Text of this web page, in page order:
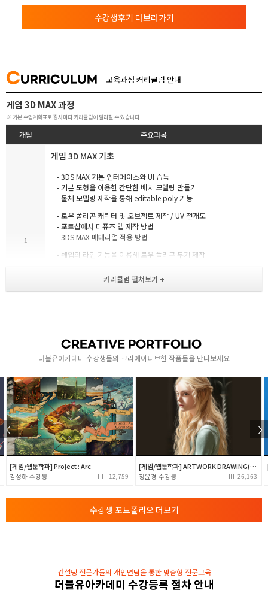
수강생후기 더보러가기
CURRICULUM 교육과정 커리큘럼 안내
게임 3D MAX 과정
※ 기본 수업계획표로 강사마다 커리큘럼이 달라질 수 있습니다.
개월 주요과목
1
게임 3D MAX 기초
- 3DS MAX 기본 인터페이스와 UI 습득
- 기본 도형을 이용한 간단한 배치 모델링 만들기
- 물체 모델링 제작을 통해 editable poly 기능
- 로우 폴리곤 캐릭터 및 오브젝트 제작 / UV 전개도
- 포토샵에서 디퓨즈 맵 제작 방법
- 3DS MAX 메테리얼 적용 방법
- 쉐입의 라인 기능을 이용해 로우 폴리곤 무기 제작
- 포토샵에서 디퓨즈 맵 제작 방법
- 맥스 메테리얼 구조이해 및 적용 방법
2
텍스처 / 리깅 / 바디페인터 / 마모셋
- 모델링 임포트 및 택스쳐 적용법 / 모델링 채색 작업
- 택스쳐 저장 방법과 3D MAX에서 적용법
- skining, rigging 방법 습득
- 완성된 모델링에 bipad 셋팅 방법 소개
- 셋팅된 bipad에 스킨 웨이트 값 주는 방법
- 캐릭터 포징 방법 소개
- 캐릭터 포즈 작업 / 포즈 셋팅 완료
- 마모셋 인터페이스 / 머테리얼에 택스쳐 적용 방법
- 인터페이스 / 브러쉬 / 간단한 캐릭터 만들기
- ZBrush를 이용한 두상 스컬핑 제작
CREATIVE PORTFOLIO
더블유아카데미 수강생들의 크리에이티브한 작품들을 만나보세요
[게임/웹툰학과] Project : Arc
김성하 12,759
[게임/웹툰학과] ARTWORK DRAWING(2달차 결과물)
정윤경 26,163
수강생 포트폴리오 더보기
컨설팅 전문가들의 개인면담을 통한 맞춤형 전문교육
더블유아카데미 수강등록 절차 안내